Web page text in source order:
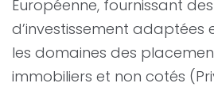
Européenne, fournissant
d’investissement adaptées
les domaines des
immobiliers et non cotés